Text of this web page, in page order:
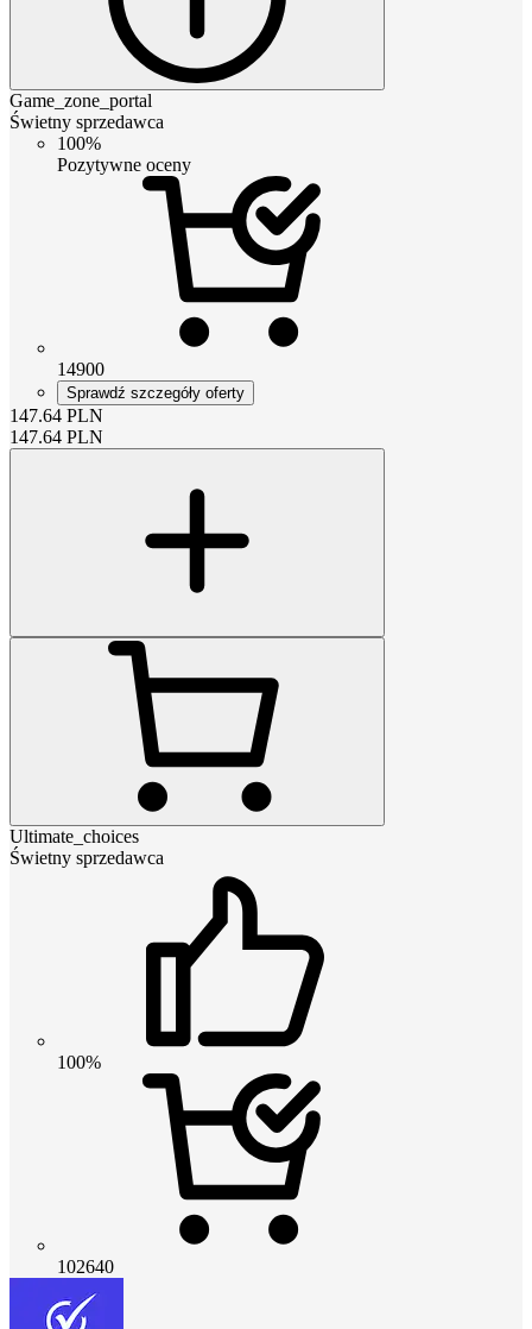
Game_zone_portal
Świetny sprzedawca
100%
Pozytywne oceny
14900
Sprawdź szczegóły oferty
147.64 PLN
147.64 PLN
Ultimate_choices
Świetny sprzedawca
100%
102640